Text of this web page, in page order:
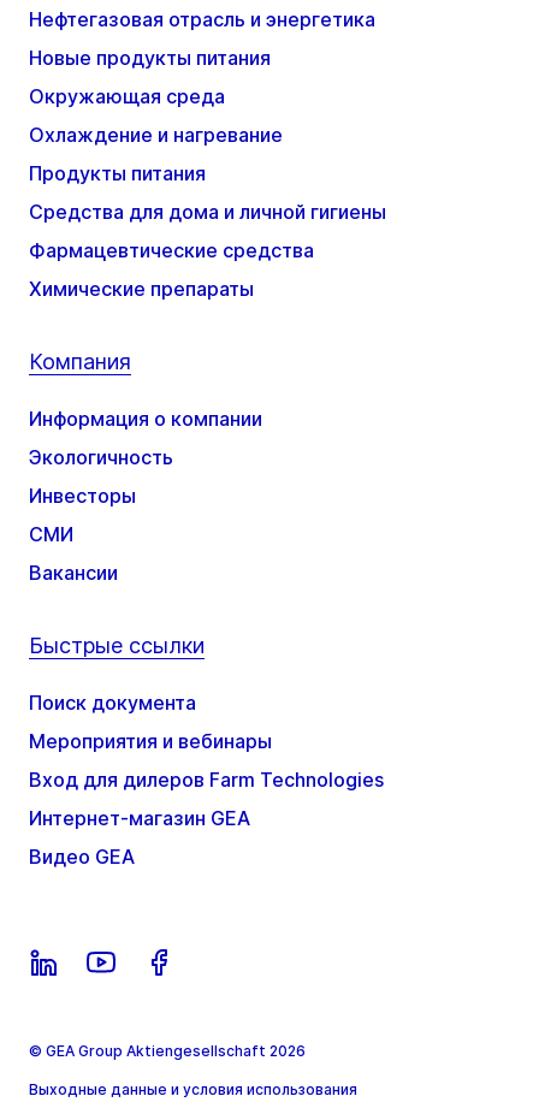
Нефтегазовая отрасль и энергетика
Новые продукты питания
Окружающая среда
Охлаждение и нагревание
Продукты питания
Средства для дома и личной гигиены
Фармацевтические средства
Химические препараты
Компания
Информация о компании
Экологичность
Инвесторы
СМИ
Вакансии
Быстрые ссылки
Поиск документа
Мероприятия и вебинары
Вход для дилеров Farm Technologies
Интернет-магазин GEA
Видео GEA
© GEA Group Aktiengesellschaft 2026
Выходные данные и условия использования